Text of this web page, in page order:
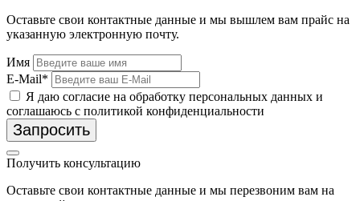
Оставьте свои контактные данные и мы вышлем вам прайс на
указанную электронную почту.
Имя
E-Mail*
Я даю согласие на обработку персональных данных и
соглашаюсь с политикой конфиденциальности
Запросить
Получить консультацию
Оставьте свои контактные данные и мы перезвоним вам на